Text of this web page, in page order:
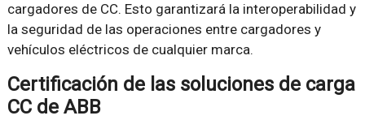
cargadores de CC. Esto garantizará la interoperabilidad y
la seguridad de las operaciones entre cargadores y
vehículos eléctricos de cualquier marca.
Certificación de las soluciones de carga
CC de ABB